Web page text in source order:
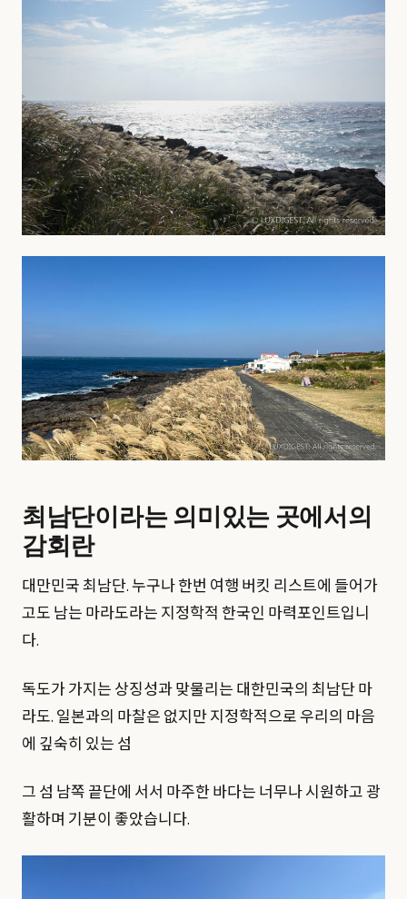
최남단이라는 의미있는 곳에서의
감회란
대만민국 최남단. 누구나 한번 여행 버킷 리스트에 들어가
고도 남는 마라도라는 지정학적 한국인 마력포인트입니
다.
독도가 가지는 상징성과 맞물리는 대한민국의 최남단 마
라도. 일본과의 마찰은 없지만 지정학적으로 우리의 마음
에 깊숙히 있는 섬
그 섬 남쪽 끝단에 서서 마주한 바다는 너무나 시원하고 광
활하며 기분이 좋았습니다.